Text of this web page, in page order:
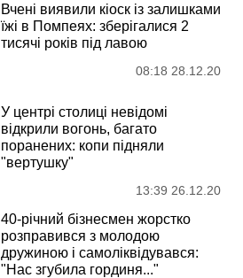
Вчені виявили кіоск із залишками
їжі в Помпеях: зберігалися 2
тисячі років під лавою
08:18 28.12.20
У центрі столиці невідомі
відкрили вогонь, багато
поранених: копи підняли
"вертушку"
13:39 26.12.20
40-річний бізнесмен жорстко
розправився з молодою
дружиною і самоліквідувався:
"Нас згубила гординя..."